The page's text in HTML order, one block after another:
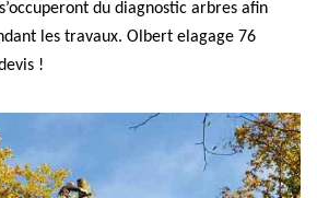
du diagnostic arbres afin
les travaux. Olbert elagage 76
!